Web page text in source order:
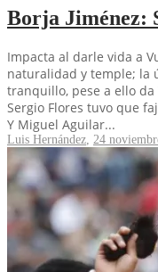
Borja Jiménez:
Impacta al darle vida a
naturalidad y temple; la
tranquillo, pese a ello
Sergio Flores tuvo que
Y Miguel Aguilar...
Luis Hernández 24